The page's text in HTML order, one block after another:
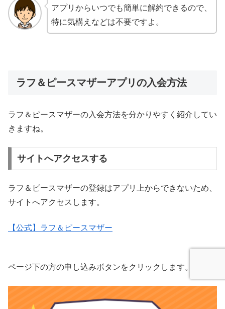
アプリからいつでも簡単に解約できるので、
特に気構えなどは不要ですよ。
ラフ＆ピースマザーアプリの入会方法
ラフ＆ピースマザーの入会方法を分かりやすく紹介してい
きますね。
サイトへアクセスする
ラフ＆ピースマザーの登録はアプリ上からできないため、
サイトへアクセスします。
【公式】ラフ＆ピースマザー
ページ下の方の申し込みボタンをクリックします。